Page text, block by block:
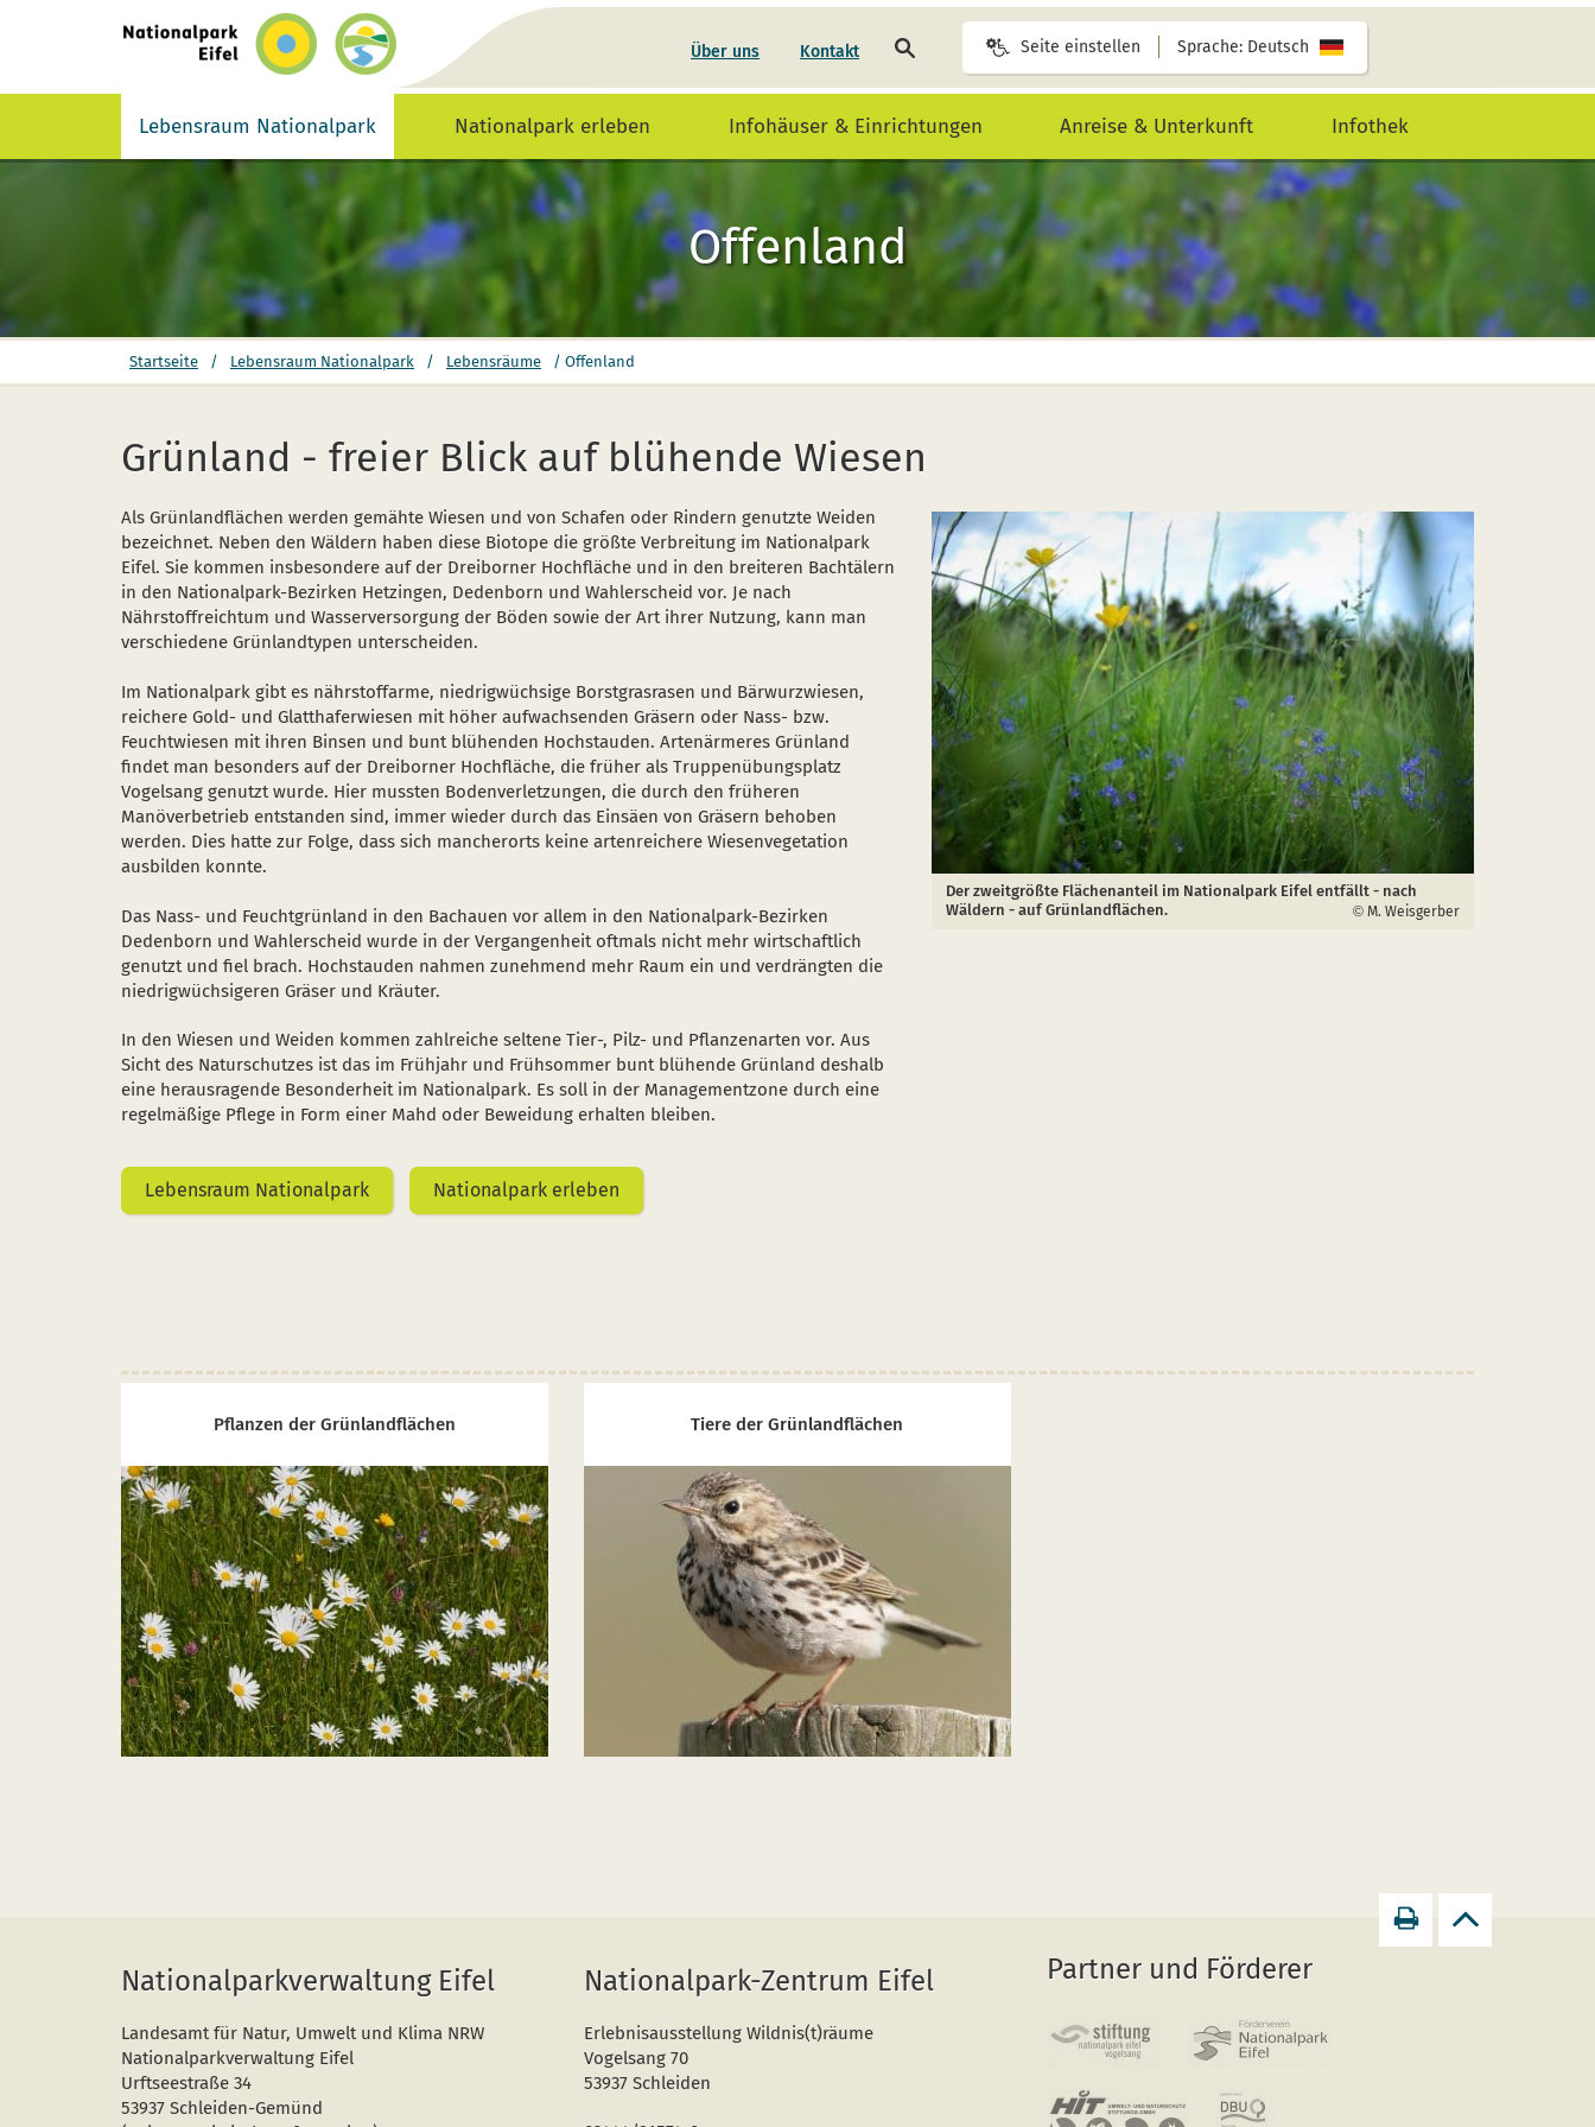
Startseite
Über uns Kontakt
durchsuchen
Seite einstellen Sprache: Deutsch
Lebensraum Nationalpark Nationalpark erleben Infohäuser & Einrichtungen Anreise & Unterkunft Infothek
Offenland
sich
Startseite / Lebensraum Nationalpark / Lebensräume / Offenland
Grünland - freier Blick auf blühende Wiesen
Als Grünlandflächen werden gemähte Wiesen und von Schafen oder Rindern genutzte Weiden
bezeichnet. Neben den Wäldern haben diese Biotope die größte Verbreitung im Nationalpark
Eifel. Sie kommen insbesondere auf der Dreiborner Hochfläche und in den breiteren Bachtälern
in den Nationalpark-Bezirken Hetzingen, Dedenborn und Wahlerscheid vor. Je nach
Nährstoffreichtum und Wasserversorgung der Böden sowie der Art ihrer Nutzung, kann man
verschiedene Grünlandtypen unterscheiden.
Im Nationalpark gibt es nährstoffarme, niedrigwüchsige Borstgrasrasen und Bärwurzwiesen,
reichere Gold- und Glatthaferwiesen mit höher aufwachsenden Gräsern oder Nass- bzw.
Feuchtwiesen mit ihren Binsen und bunt blühenden Hochstauden. Artenärmeres Grünland
findet man besonders auf der Dreiborner Hochfläche, die früher als Truppenübungsplatz
Vogelsang genutzt wurde. Hier mussten Bodenverletzungen, die durch den früheren
Manöverbetrieb entstanden sind, immer wieder durch das Einsäen von Gräsern behoben
werden. Dies hatte zur Folge, dass sich mancherorts keine artenreichere Wiesenvegetation
ausbilden konnte.
Das Nass- und Feuchtgrünland in den Bachauen vor allem in den Nationalpark-Bezirken
Dedenborn und Wahlerscheid wurde in der Vergangenheit oftmals nicht mehr wirtschaftlich
genutzt und fiel brach. Hochstauden nahmen zunehmend mehr Raum ein und verdrängten die
niedrigwüchsigeren Gräser und Kräuter.
In den Wiesen und Weiden kommen zahlreiche seltene Tier-, Pilz- und Pflanzenarten vor. Aus
Sicht des Naturschutzes ist das im Frühjahr und Frühsommer bunt blühende Grünland deshalb
eine herausragende Besonderheit im Nationalpark. Es soll in der Managementzone durch eine
regelmäßige Pflege in Form einer Mahd oder Beweidung erhalten bleiben.
Lebensraum Nationalpark Nationalpark erleben
Der zweitgrößte Flächenanteil im Nationalpark Eifel entfällt - nach
Wäldern - auf Grünlandflächen.
M. Weisgerber
Pflanzen der Grünlandflächen Tiere der Grünlandflächen
Nationalparkverwaltung Eifel
Landesamt für Natur, Umwelt und Klima NRW
Nationalparkverwaltung Eifel
Urftseestraße 34
53937 Schleiden-Gemünd
Nationalpark-Zentrum Eifel
Erlebnisausstellung Wildnis(t)räume
Vogelsang 70
53937 Schleiden
Partner und Förderer